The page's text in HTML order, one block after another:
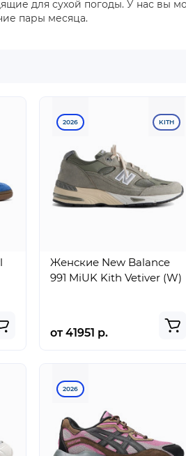
для сухой погоды. У нас вы
пары месяца.
KITH
2026
Женские New Balance
991 MiUK Kith Vetiver (W)
от 41951 р.
2026